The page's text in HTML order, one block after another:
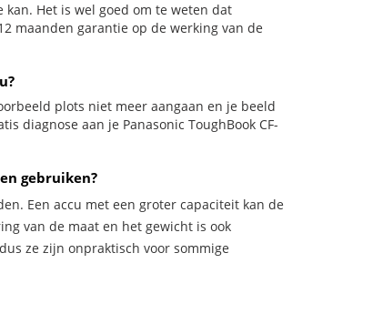
kan. Het is wel goed om te weten dat
maanden garantie op de werking van de
plots niet meer aangaan en je beeld
diagnose aan je Panasonic ToughBook CF-
gebruiken?
Een accu met een groter capaciteit kan de
van de maat en het gewicht is ook
ze zijn onpraktisch voor sommige